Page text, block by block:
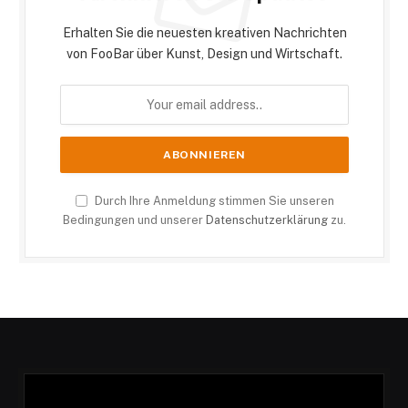
Erhalten Sie die neuesten kreativen Nachrichten
von FooBar über Kunst, Design und Wirtschaft.
Durch Ihre Anmeldung stimmen Sie unseren
Bedingungen und unserer Datenschutzerklärung zu.